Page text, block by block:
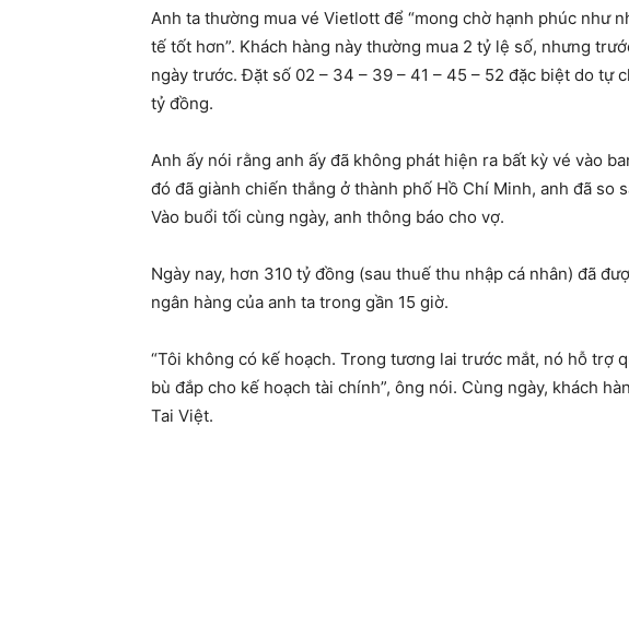
Anh ta thường mua vé Vietlott để “mong chờ hạnh phúc như
tế tốt hơn”. Khách hàng này thường mua 2 tỷ lệ số, nhưng
ngày trước. Đặt số 02 – 34 – 39 – 41 – 45 – 52 đặc biệt do tự
tỷ đồng.
Anh ấy nói rằng anh ấy đã không phát hiện ra bất kỳ vé vào
đó đã giành chiến thắng ở thành phố Hồ Chí Minh, anh đã so
Vào buổi tối cùng ngày, anh thông báo cho vợ.
Ngày nay, hơn 310 tỷ đồng (sau thuế thu nhập cá nhân) đã
ngân hàng của anh ta trong gần 15 giờ.
“Tôi không có kế hoạch. Trong tương lai trước mắt, nó hỗ trợ
bù đắp cho kế hoạch tài chính”, ông nói. Cùng ngày, khách
Tai Việt.